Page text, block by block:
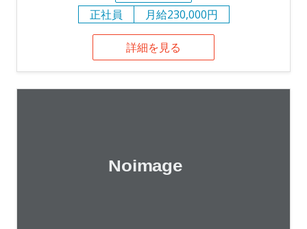
正社員
月給230,000円
詳細を見る